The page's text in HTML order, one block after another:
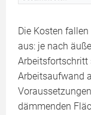
Die Kosten
aus: je nach
Arbeitsfortschritt
Arbeitsaufwand
dämmenden